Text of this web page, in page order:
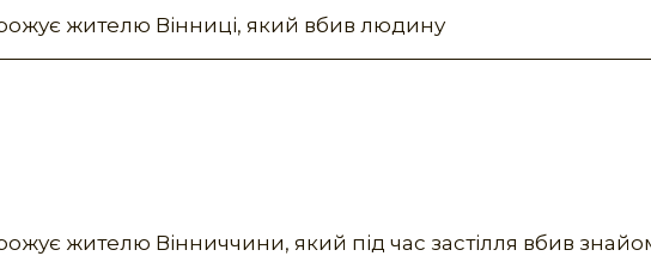
жителю Вінниці, який вбив людину
жителю Вінниччини, який під час застілля вбив